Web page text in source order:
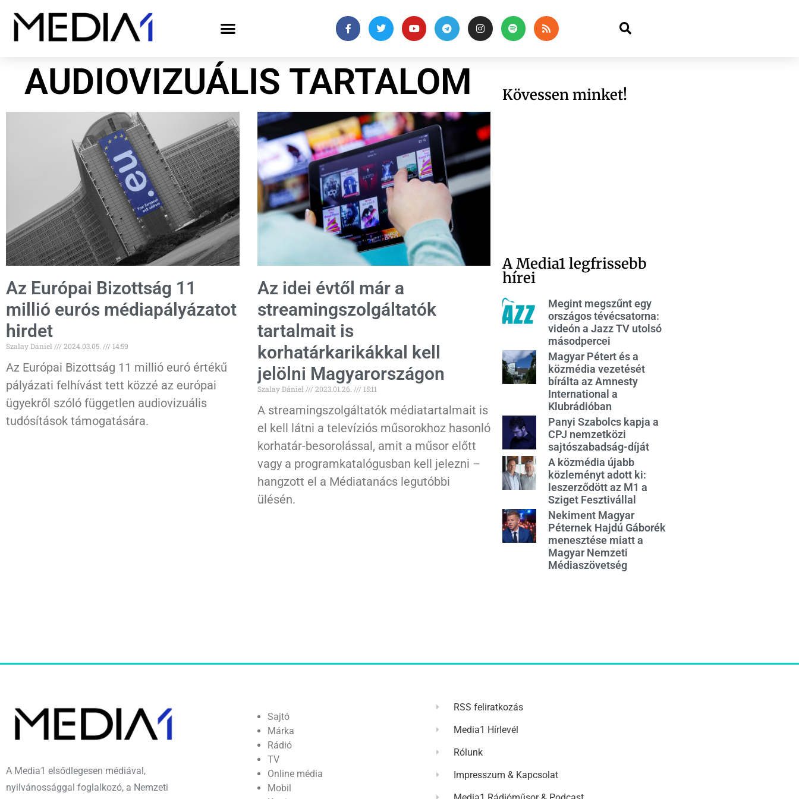
AUDIOVIZUÁLIS TARTALOM
Az Európai Bizottság 11
millió eurós médiapályázatot
hirdet
Szalay Dániel 2024.03.05. 14:59
Az Európai Bizottság 11 millió euró értékű
pályázati felhívást tett közzé az európai
ügyekről szóló független audiovizuális
tudósítások támogatására.
Az idei évtől már a
streamingszolgáltatók
tartalmait is
korhatárkarikákkal kell
jelölni Magyarországon
Szalay Dániel 2023.01.26. 15:11
A streamingszolgáltatók médiatartalmait is
el kell látni a televíziós műsorokhoz hasonló
korhatár-besorolással, amit a műsor előtt
vagy a programkatalógusban kell jelezni –
hangzott el a Médiatanács legutóbbi
ülésén.
Kövessen minket!
A Media1 legfrissebb
hírei
Megint megszűnt egy
országos tévécsatorna:
videón a Jazz TV utolsó
másodpercei
Magyar Pétert és a
közmédia vezetését
bírálta az Amnesty
International a
Klubrádióban
Panyi Szabolcs kapja a
CPJ nemzetközi
sajtószabadság-díját
A közmédia újabb
közleményt adott ki:
leszerződött az M1 a
Sziget Fesztivállal
Nekiment Magyar
Péternek Hajdú Gáborék
menesztése miatt a
Magyar Nemzeti
Médiaszövetség
A Media1 elsődlegesen médiával,
nyilvánossággal foglalkozó, a Nemzeti
Sajtó
Márka
Rádió
TV
Online média
Mobil
RSS feliratkozás
Media1 Hírlevél
Rólunk
Impresszum & Kapcsolat